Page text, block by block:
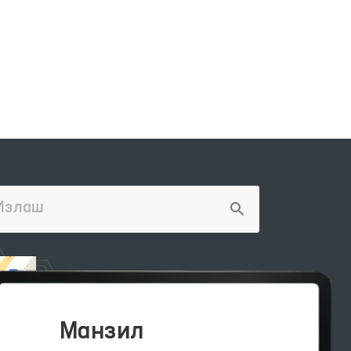
Манзил